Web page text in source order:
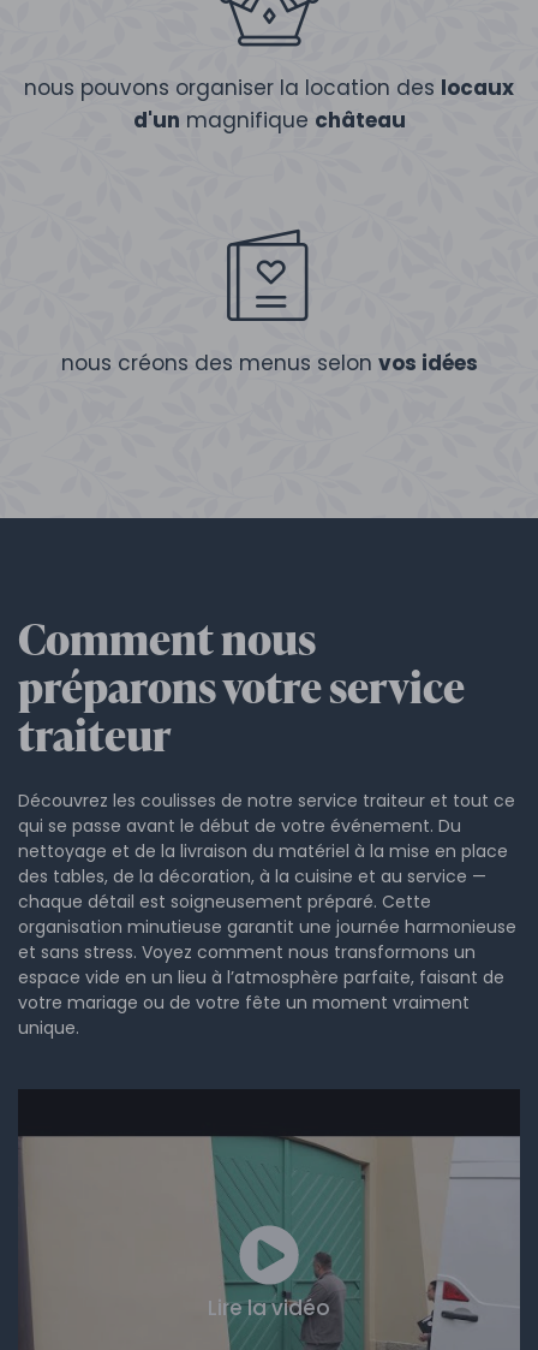
nous pouvons organiser la location des locaux
d'un magnifique château
nous créons des menus selon vos idées
Comment nous
préparons votre service
traiteur
Découvrez les coulisses de notre service traiteur et tout ce
qui se passe avant le début de votre événement. Du
nettoyage et de la livraison du matériel à la mise en place
des tables, de la décoration, à la cuisine et au service —
chaque détail est soigneusement préparé. Cette
organisation minutieuse garantit une journée harmonieuse
et sans stress. Voyez comment nous transformons un
espace vide en un lieu à l’atmosphère parfaite, faisant de
votre mariage ou de votre fête un moment vraiment
unique.
Lire la vidéo